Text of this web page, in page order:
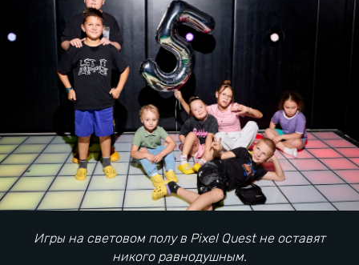
Игры на световом полу в Pixel Quest не оставят
никого равнодушным.
Семейный отдых в городе